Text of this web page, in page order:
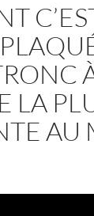
LA